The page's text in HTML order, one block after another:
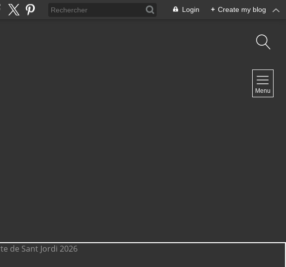
Login + Create my blog
Menu